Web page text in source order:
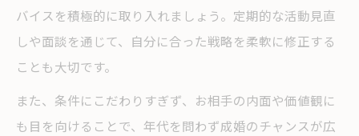
バイスを積極的に取り入れましょう。定期的な活動見直
しや面談を通じて、自分に合った戦略を柔軟に修正する
ことも大切です。
また、条件にこだわりすぎず、お相手の内面や価値観に
も目を向けることで、年代を問わず成婚のチャンスが広